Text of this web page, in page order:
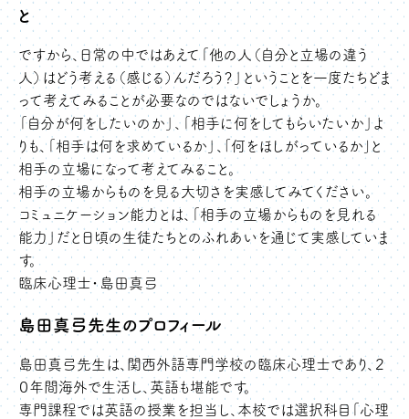
と
ですから、日常の中ではあえて「他の人（自分と立場の違う
人）はどう考える（感じる）んだろう？」ということを一度たちどま
って考えてみることが必要なのではないでしょうか。
「自分が何をしたいのか」、「相手に何をしてもらいたいか」よ
りも、「相手は何を求めているか」、｢何をほしがっているか｣と
相手の立場になって考えてみること。
相手の立場からものを見る大切さを実感してみてください。
コミュニケーション能力とは、「相手の立場からものを見れる
能力」だと日頃の生徒たちとのふれあいを通じて実感していま
す。
臨床心理士・島田真弓
島田真弓先生のプロフィール
島田真弓先生は、関西外語専門学校の臨床心理士であり、２
０年間海外で生活し、英語も堪能です。
専門課程では英語の授業を担当し、本校では選択科目「心理